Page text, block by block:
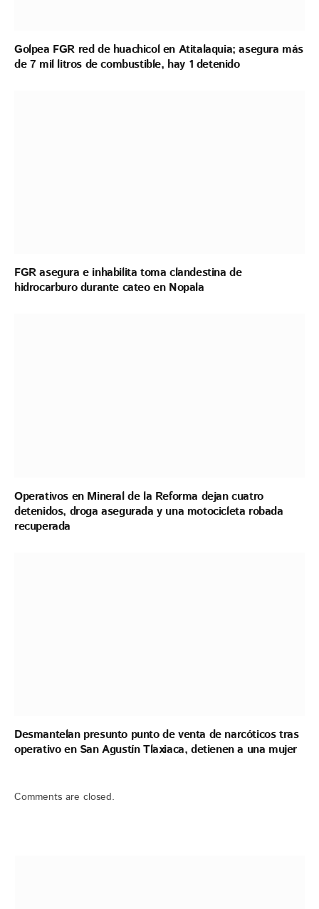
Golpea FGR red de huachicol en Atitalaquia; asegura más
de 7 mil litros de combustible, hay 1 detenido
FGR asegura e inhabilita toma clandestina de
hidrocarburo durante cateo en Nopala
Operativos en Mineral de la Reforma dejan cuatro
detenidos, droga asegurada y una motocicleta robada
recuperada
Desmantelan presunto punto de venta de narcóticos tras
operativo en San Agustín Tlaxiaca, detienen a una mujer
Comments are closed.